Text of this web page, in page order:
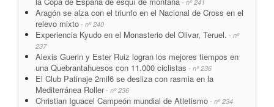
- nº 241
Aragón se alza con el triunfo en el Nacional de Cross en el
relevo mixto - nº 240
Experiencia Kyudo en el Monasterio del Olivar, Teruel. - nº
237
Alexis Guerin y Ester Ruiz logran los mejores tiempos en
una Quebrantahuesos con 11.000 ciclistas - nº 236
El Club Patinaje 2mil6 se desliza con rasmia en la
Mediterránea Roller- nº 236
Christian Iguacel Campeón mundial de Atletismo - nº 234